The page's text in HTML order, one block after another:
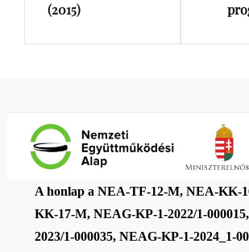
(2015)
A honlap a NEA-TF-12-M, NEA-KK-
KK-17-M, NEAG-KP-1-2022/1-
2023/1-000035, NEAG-KP-1-2024_1-